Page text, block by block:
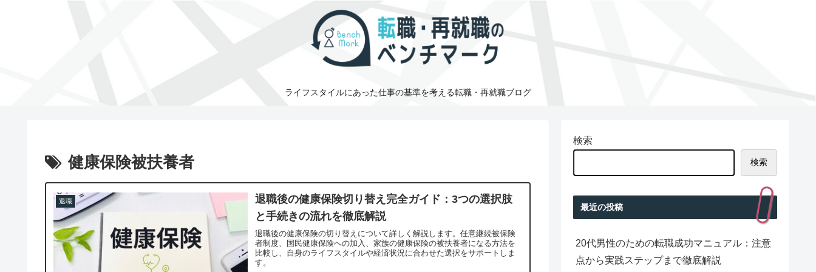
ライフスタイルにあった仕事の基準を考える転職・再就職ブログ
健康保険被扶養者
退職
退職後の健康保険切り替え完全ガイド：3つの選択肢
と手続きの流れを徹底解説
退職後の健康保険の切り替えについて詳しく解説します。任意継続被保険
者制度、国民健康保険への加入、家族の健康保険の被扶養者になる方法を
比較し、自身のライフスタイルや経済状況に合わせた選択をサポートしま
す。
検索
検索
最近の投稿
20代男性のための転職成功マニュアル：注意
点から実践ステップまで徹底解説